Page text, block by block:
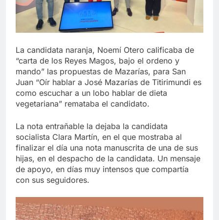
La candidata naranja, Noemí Otero calificaba de
“carta de los Reyes Magos, bajo el ordeno y
mando” las propuestas de Mazarías, para San
Juan “Oír hablar a José Mazarías de Titirimundi es
como escuchar a un lobo hablar de dieta
vegetariana” remataba el candidato.
La nota entrañable la dejaba la candidata
socialista Clara Martín, en el que mostraba al
finalizar el día una nota manuscrita de una de sus
hijas, en el despacho de la candidata. Un mensaje
de apoyo, en días muy intensos que compartía
con sus seguidores.